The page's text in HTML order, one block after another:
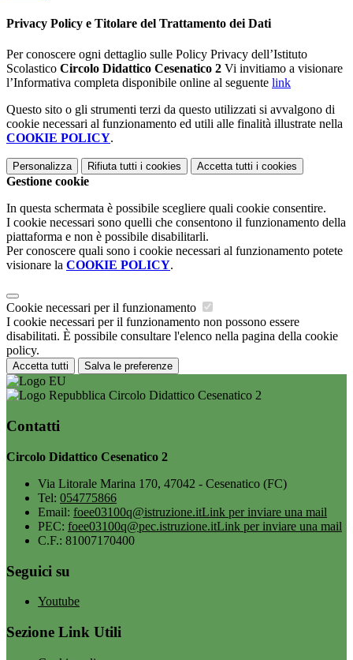
Privacy Policy e Titolare del Trattamento dei Dati
Per conoscere ogni dettaglio sulle Policy Privacy dell’Istituto
Scolastico Circolo Didattico Cesenatico 2 Vi invitiamo a visionare
l’Informativa completa disponibile online al seguente link
Questo sito o gli strumenti terzi da questo utilizzati si avvalgono di
cookie necessari al funzionamento ed utili alle finalità illustrate nella
COOKIE POLICY.
Personalizza Rifiuta tutti i cookies Accetta tutti i cookies
Gestione cookie
In questa schermata è possibile scegliere quali cookie consentire.
I cookie necessari sono quelli che consentono il funzionamento della
piattaforma e non è possibile disabilitarli.
Per conoscere quali sono i cookie necessari al funzionamento potete
visionare la COOKIE POLICY.
Cookie necessari per il funzionamento
I cookie necessari per il funzionamento non possono essere
disabilitati. È possibile consultare l'elenco nella pagina della cookie
policy.
Accetta tutti Salva le preferenze
Circolo Didattico Cesenatico 2
Contatti
Circolo Didattico Cesenatico 2
Via Litorale Marina 170, 47042 - Cesenatico (FC)
Tel: 054775866
Email: foee03100q@istruzione.itLink per inviare una mail
PEC: foee03100q@pec.istruzione.itLink per inviare una mail
C.F.: 81007170400
Seguici su
Youtube
Sezione Link Utili